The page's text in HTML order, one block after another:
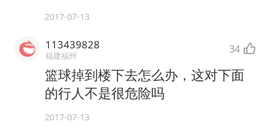
2017-07-13
113439828
福建福州 34
篮球掉到楼下去怎么办，这对下面
的行人不是很危险吗
2017-07-13